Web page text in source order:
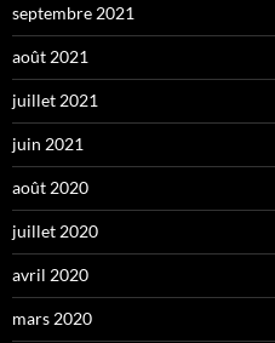
septembre 2021
août 2021
juillet 2021
juin 2021
août 2020
juillet 2020
avril 2020
mars 2020